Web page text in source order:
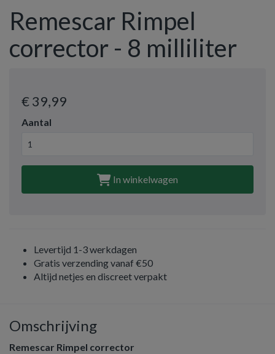
Remescar Rimpel
corrector - 8 milliliter
€ 39,99
Aantal
In winkelwagen
Levertijd 1-3 werkdagen
Gratis verzending vanaf €50
Altijd netjes en discreet verpakt
Omschrijving
Remescar Rimpel corrector